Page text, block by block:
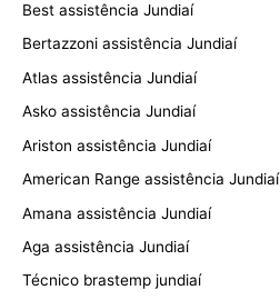
Best assistência Jundiaí
Bertazzoni assistência Jundiaí
Atlas assistência Jundiaí
Asko assistência Jundiaí
Ariston assistência Jundiaí
American Range assistência Jundiaí
Amana assistência Jundiaí
Aga assistência Jundiaí
Técnico brastemp jundiaí